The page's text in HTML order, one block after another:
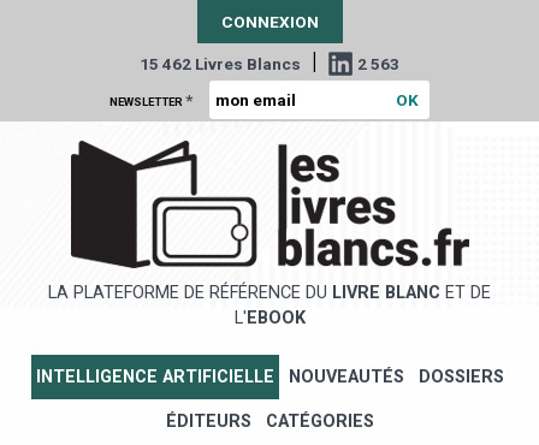
CONNEXION
15 462 Livres Blancs | 2 563
NEWSLETTER *
LA PLATEFORME DE RÉFÉRENCE DU LIVRE BLANC ET DE
L' EBOOK
INTELLIGENCE ARTIFICIELLE NOUVEAUTÉS DOSSIERS
ÉDITEURS CATÉGORIES